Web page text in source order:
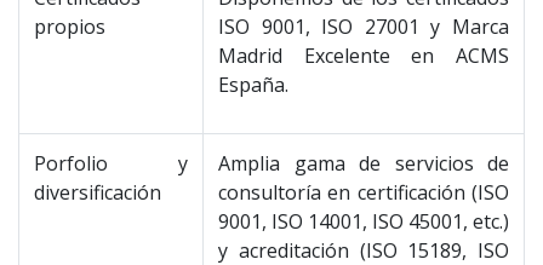
propios
ISO 9001, ISO 27001 y Marca
Madrid Excelente en ACMS
España.
Porfolio y
diversificación
Amplia gama de servicios de
consultoría en certificación (ISO
9001, ISO 14001, ISO 45001, etc.)
y acreditación (ISO 15189, ISO